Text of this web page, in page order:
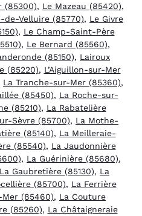
(85300), Le Mazeau (85420),
de-Velluire (85770), Le Givre
, Le Champ-Saint-Père
, Le Bernard (85560),
(85150), Lairoux
(85220), L’Aiguillon-sur-Mer
La Tranche-sur-Mer (85360),
(85450), La Roche-sur-
(85210), La Rabatelière
Sèvre (85700), La Mothe-
(85140), La Meilleraie-
(85540), La Jaudonnière
, La Guérinière (85680),
La Gaubretière (85130), La
(85700), La Ferrière
(85460), La Couture
(85260), La Châtaigneraie